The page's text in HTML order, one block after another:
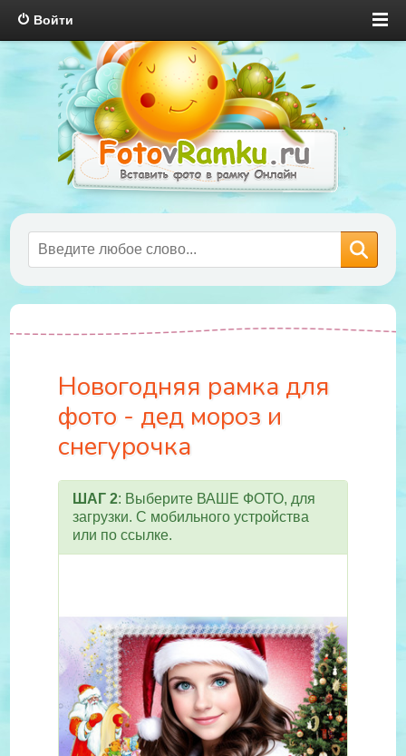
Войти
Новогодняя рамка для
фото - дед мороз и
снегурочка
ШАГ 2: Выберите ВАШЕ ФОТО, для
загрузки. С мобильного устройства
или по ссылке.